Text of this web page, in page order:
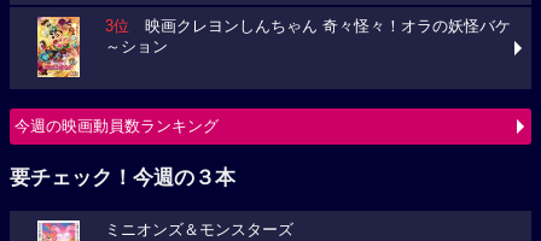
3位 映画クレヨンしんちゃん 奇々怪々！オラの妖怪バケ
～ション
今週の映画動員数ランキング
要チェック！今週の３本
ミニオンズ＆モンスターズ